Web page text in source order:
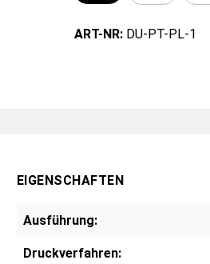
ART-NR: DU-PT-PL-1
EIGENSCHAFTEN
Ausführung:
Druckverfahren: